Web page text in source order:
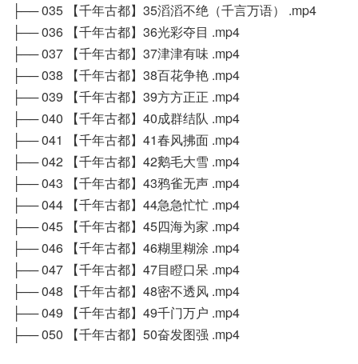
├── 035 【千年古都】35滔滔不绝（千言万语） .mp4
├── 036 【千年古都】36光彩夺目 .mp4
├── 037 【千年古都】37津津有味 .mp4
├── 038 【千年古都】38百花争艳 .mp4
├── 039 【千年古都】39方方正正 .mp4
├── 040 【千年古都】40成群结队 .mp4
├── 041 【千年古都】41春风拂面 .mp4
├── 042 【千年古都】42鹅毛大雪 .mp4
├── 043 【千年古都】43鸦雀无声 .mp4
├── 044 【千年古都】44急急忙忙 .mp4
├── 045 【千年古都】45四海为家 .mp4
├── 046 【千年古都】46糊里糊涂 .mp4
├── 047 【千年古都】47目瞪口呆 .mp4
├── 048 【千年古都】48密不透风 .mp4
├── 049 【千年古都】49千门万户 .mp4
├── 050 【千年古都】50奋发图强 .mp4